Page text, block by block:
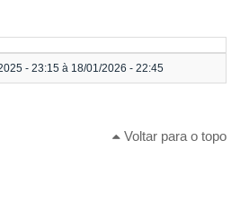
- 23:15 à 18/01/2026 - 22:45
Voltar para o topo